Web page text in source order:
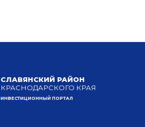
СЛАВЯНСКИЙ РАЙОН
КРАСНОДАРСКОГО КРАЯ
ИНВЕСТИЦИОННЫЙ ПОРТАЛ